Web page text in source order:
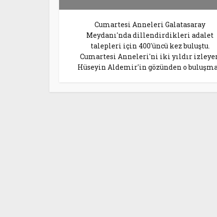
Cumartesi Anneleri Galatasaray
Meydanı'nda dillendirdikleri adalet
talepleri için 400'üncü kez buluştu.
Cumartesi Anneleri'ni iki yıldır
Hüseyin Aldemir'in gözünden o